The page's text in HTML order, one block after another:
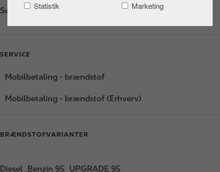
Statistik
Marketing
Søndag
Døgnåbent
SERVICE
Mobilbetaling - brændstof
Mobilbetaling - brændstof (Erhverv)
BRÆNDSTOFVARIANTER
Diesel Benzin 95 UPGRADE 95